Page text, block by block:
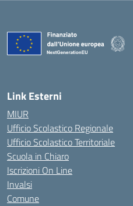
Link Esterni
MIUR
Ufficio Scolastico Regionale
Ufficio Scolastico Territoriale
Scuola in Chiaro
Iscrizioni On Line
Invalsi
Comune